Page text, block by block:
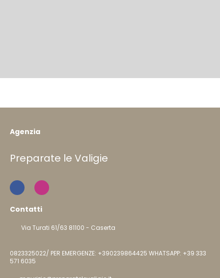
Agenzia
Preparate le Valigie
Contatti
Via Turati 61/63 81100 - Caserta
0823325022/ PER EMERGENZE: +390239864425 WHATSAPP: +39 333
571 6035